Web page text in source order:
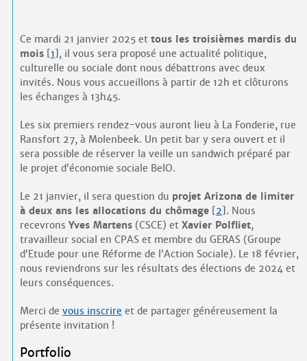
Ce mardi 21 janvier 2025 et tous les troisièmes mardis du
mois[1], il vous sera proposé une actualité politique,
culturelle ou sociale dont nous débattrons avec deux
invités. Nous vous accueillons à partir de 12h et clôturons
les échanges à 13h45.
Les six premiers rendez-vous auront lieu à La Fonderie, rue
Ransfort 27, à Molenbeek. Un petit bar y sera ouvert et il
sera possible de réserver la veille un sandwich préparé par
le projet d’économie sociale BelO.
Le 21 janvier, il sera question du projet Arizona de limiter
à deux ans les allocations du chômage[2]. Nous
recevrons Yves Martens(CSCE) et Xavier Polfliet,
travailleur social en CPAS et membre du GERAS (Groupe
d’Etude pour une Réforme de l’Action Sociale). Le 18 février,
nous reviendrons sur les résultats des élections de 2024 et
leurs conséquences.
Merci de vous inscrire et de partager généreusement la
présente invitation !
Portfolio